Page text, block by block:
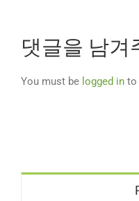
댓글을 남겨
You must be logged in to